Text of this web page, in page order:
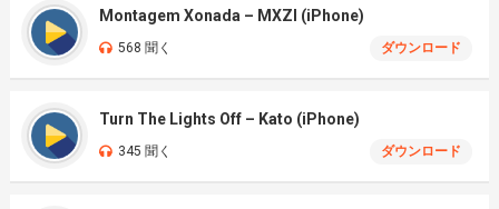
Montagem Xonada – MXZI (iPhone)
568 聞く ダウンロード
Turn The Lights Off – Kato (iPhone)
345 聞く ダウンロード